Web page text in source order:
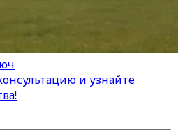
и узнайте